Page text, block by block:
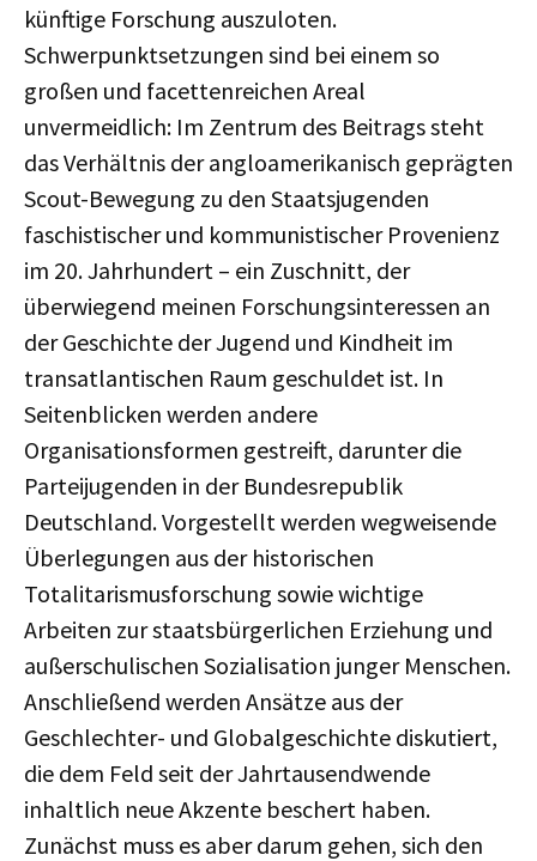
künftige Forschung auszuloten.
Schwerpunktsetzungen sind bei einem so
großen und facettenreichen Areal
unvermeidlich: Im Zentrum des Beitrags steht
das Verhältnis der angloamerikanisch geprägten
Scout-Bewegung zu den Staatsjugenden
faschistischer und kommunistischer Provenienz
im 20. Jahrhundert – ein Zuschnitt, der
überwiegend meinen Forschungsinteressen an
der Geschichte der Jugend und Kindheit im
transatlantischen Raum geschuldet ist. In
Seitenblicken werden andere
Organisationsformen gestreift, darunter die
Parteijugenden in der Bundesrepublik
Deutschland. Vorgestellt werden wegweisende
Überlegungen aus der historischen
Totalitarismusforschung sowie wichtige
Arbeiten zur staatsbürgerlichen Erziehung und
außerschulischen Sozialisation junger Menschen.
Anschließend werden Ansätze aus der
Geschlechter- und Globalgeschichte diskutiert,
die dem Feld seit der Jahrtausendwende
inhaltlich neue Akzente beschert haben.
Zunächst muss es aber darum gehen, sich den